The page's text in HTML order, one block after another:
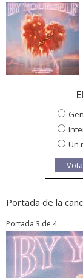
Un
Portada de la
Portada 3 de 4